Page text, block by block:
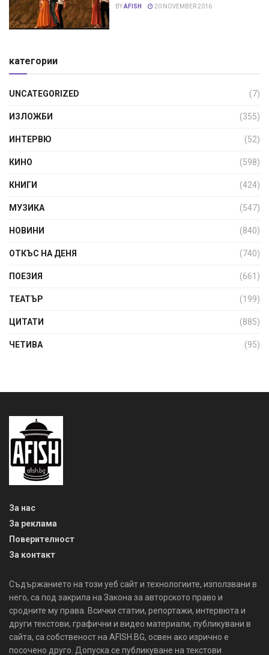
BYAFISH 20 NOVEMBER 2016
категории
UNCATEGORIZED (7)
ИЗЛОЖБИ (355)
ИНТЕРВЮ (52)
КИНО (598)
КНИГИ (424)
МУЗИКА (547)
НОВИНИ (840)
ОТКЪС НА ДЕНЯ (740)
ПОЕЗИЯ (661)
ТЕАТЪР (199)
ЦИТАТИ (885)
ЧЕТИВА (95)
За нас
За реклама
Поверителност
За контакт
Съдържанието на този уеб сайт и технологиите, използвани в
него, са под закрила на Закона за авторското право и
сродните му права. Всички статии, репортажи, интервюта и
други текстови, графични и видео материали, публикувани в
сайта, са собственост на AFISH.BG, освен ако изрично е
посочено друго. Допуска се публикуване на текстови